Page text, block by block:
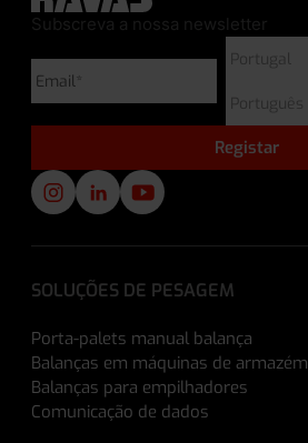
Subscreva a nossa newsletter
SOLUÇÕES DE PESAGEM
Porta-palets manual balança
Balanças em máquinas de armazém
Balanças para empilhadores
Comunicação de dados